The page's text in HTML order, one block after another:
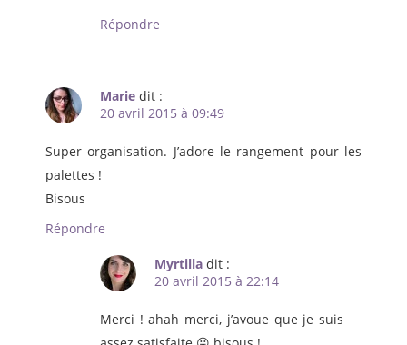
Répondre
Marie dit :
20 avril 2015 à 09:49
Super organisation. J’adore le rangement pour les
palettes !
Bisous
Répondre
Myrtilla dit :
20 avril 2015 à 22:14
Merci ! ahah merci, j’avoue que je suis